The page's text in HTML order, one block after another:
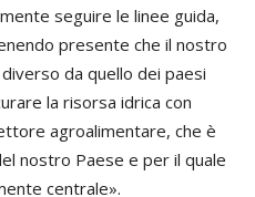
seguire le linee guida,
presente che il nostro
da quello dei paesi
la risorsa idrica con
agroalimentare, che è
nostro Paese e per il quale
centrale».